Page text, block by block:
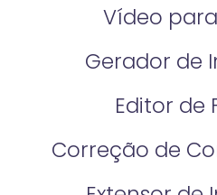
Vídeo
Gerador de
Editor de
Correção de